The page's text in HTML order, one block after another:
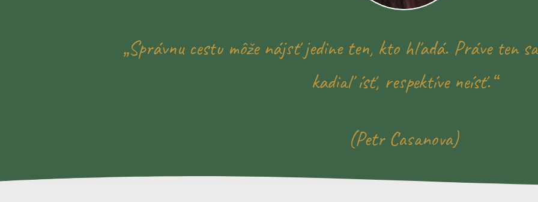
„Správnu cestu môže nájsť jedine ten, kto hľadá. Práve ten
kadiaľ ísť, respektíve neísť.“
(Petr Casanova)